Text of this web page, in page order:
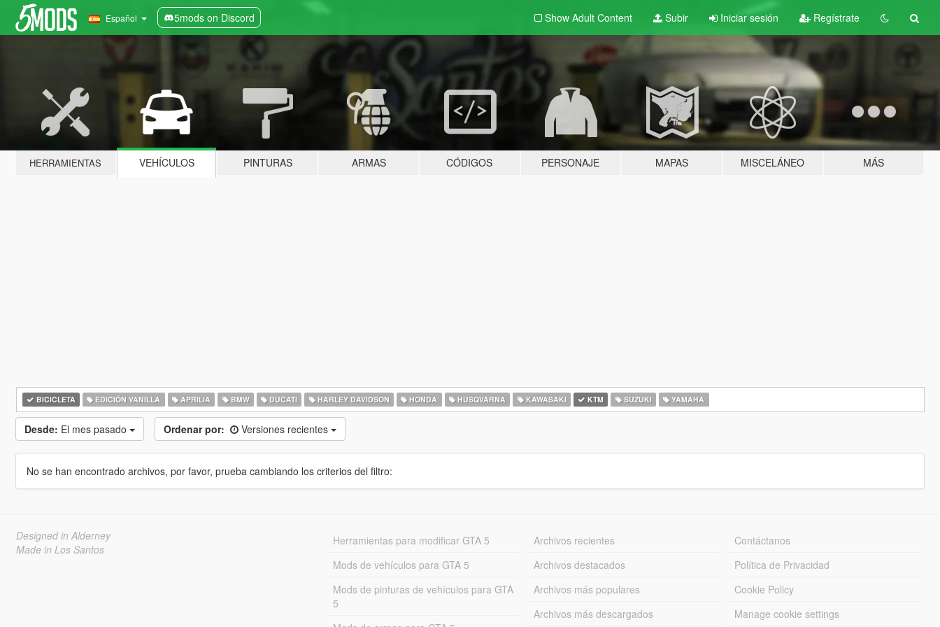
Español 5mods on Discord Show Adult Content Subir Iniciar sesión Regístrate
HERRAMIENTAS VEHÍCULOS PINTURAS ARMAS CÓDIGOS PERSONAJE MAPAS MISCELÁNEO MÁS
BICICLETA EDICIÓN VANILLA APRILIA BMW DUCATI HARLEY DAVIDSON HONDA HUSQVARNA KAWASAKI KTM SUZUKI YAMAHA
Desde: El mes pasado Ordenar por: Versiones recientes
No se han encontrado archivos, por favor, prueba cambiando los criterios del filtro:
Designed in Alderney
Made in Los Santos
Herramientas para modificar GTA 5
Mods de vehículos para GTA 5
Mods de pinturas de vehículos para GTA
5
Archivos recientes
Archivos destacados
Archivos más populares
Archivos más descargados
Contáctanos
Política de Privacidad
Cookie Policy
Manage cookie settings